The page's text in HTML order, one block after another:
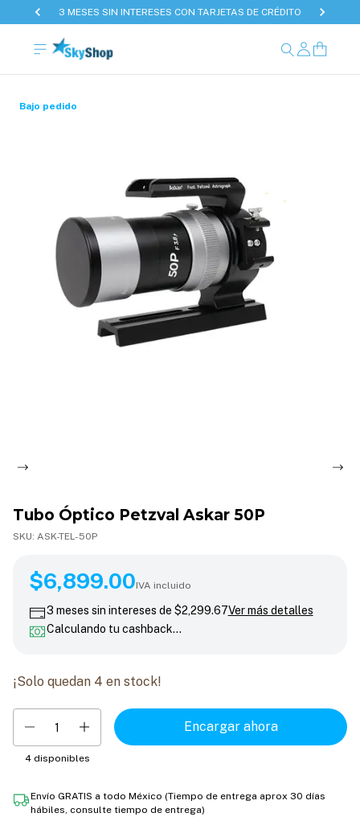
3 MESES SIN INTERESES CON TARJETAS DE CRÉDITO
Bajo pedido
Tubo Óptico Petzval Askar 50P
SKU: ASK-TEL-50P
$6,899.00
$6,899.00IVA incluido
3 meses sin intereses de $2,299.67Ver más detalles
Calculando tu cashback…
¡Solo quedan 4 en stock!
4 disponibles
Envío GRATIS a todo México (Tiempo de entrega aprox 30 días
hábiles, consulte tiempo de entrega)